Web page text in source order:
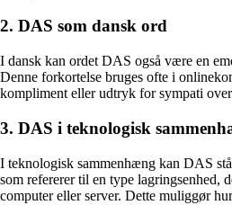
2. DAS som dansk ord
I dansk kan ordet DAS også være en
Denne forkortelse bruges ofte i
kompliment eller udtryk for sympati
3. DAS i teknologisk
I teknologisk sammenhæng kan DAS
som refererer til en type lagringsenhed,
computer eller server. Dette muliggør